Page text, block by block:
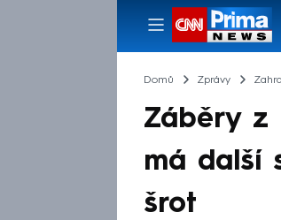
Domů Zprávy
Záběry z
má další
šrot